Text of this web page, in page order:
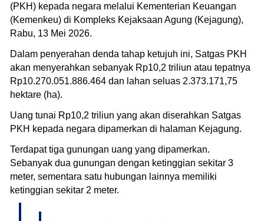
(PKH) kepada negara melalui Kementerian Keuangan
(Kemenkeu) di Kompleks Kejaksaan Agung (Kejagung),
Rabu, 13 Mei 2026.
Dalam penyerahan denda tahap ketujuh ini, Satgas PKH
akan menyerahkan sebanyak Rp10,2 triliun atau tepatnya
Rp10.270.051.886.464 dan lahan seluas 2.373.171,75
hektare (ha).
Uang tunai Rp10,2 triliun yang akan diserahkan Satgas
PKH kepada negara dipamerkan di halaman Kejagung.
Terdapat tiga gunungan uang yang dipamerkan.
Sebanyak dua gunungan dengan ketinggian sekitar 3
meter, sementara satu hubungan lainnya memiliki
ketinggian sekitar 2 meter.